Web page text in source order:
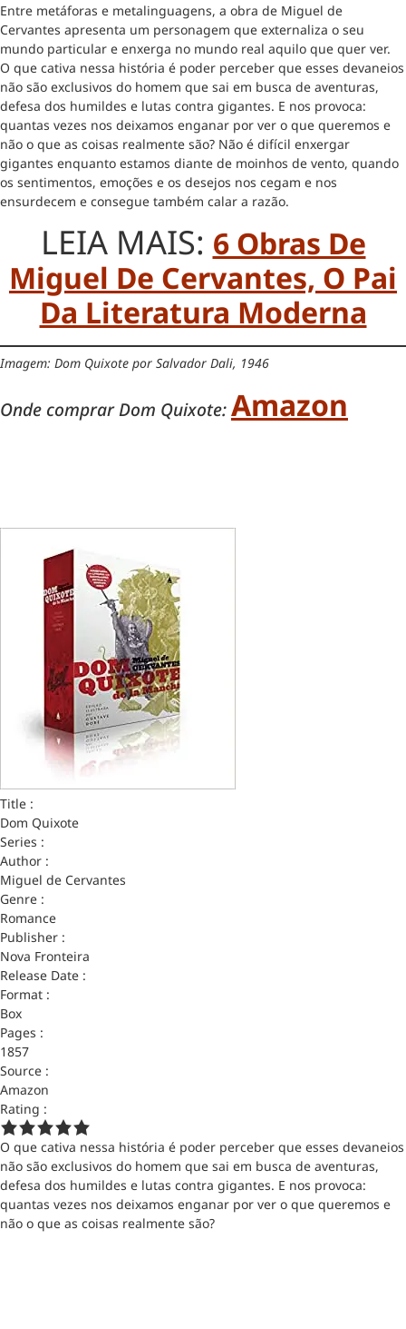
Entre metáforas e metalinguagens, a obra de Miguel de
Cervantes apresenta um personagem que externaliza o seu
mundo particular e enxerga no mundo real aquilo que quer ver.
O que cativa nessa história é poder perceber que esses devaneios
não são exclusivos do homem que sai em busca de aventuras,
defesa dos humildes e lutas contra gigantes. E nos provoca:
quantas vezes nos deixamos enganar por ver o que queremos e
não o que as coisas realmente são? Não é difícil enxergar
gigantes enquanto estamos diante de moinhos de vento, quando
os sentimentos, emoções e os desejos nos cegam e nos
ensurdecem e consegue também calar a razão.
LEIA MAIS: 6 Obras De
Miguel De Cervantes, O Pai
Da Literatura Moderna
Imagem: Dom Quixote por Salvador Dali, 1946
Onde comprar Dom Quixote:Amazon
Title :
Dom Quixote
Series :
Author :
Miguel de Cervantes
Genre :
Romance
Publisher :
Nova Fronteira
Release Date :
Format :
Box
Pages :
1857
Source :
Amazon
Rating :
O que cativa nessa história é poder perceber que esses devaneios
não são exclusivos do homem que sai em busca de aventuras,
defesa dos humildes e lutas contra gigantes. E nos provoca:
quantas vezes nos deixamos enganar por ver o que queremos e
não o que as coisas realmente são?